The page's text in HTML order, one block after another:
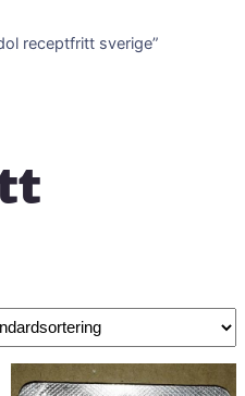
receptfritt sverige”